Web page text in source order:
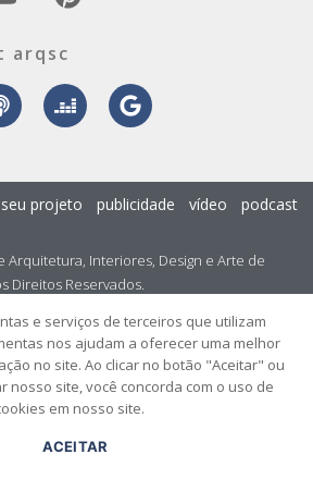
arqsc
Arquitetura, Interiores, Design e Arte de
Direitos Reservados.
projeto publicidade vídeo podcast
e serviços de terceiros que utilizam
nos ajudam a oferecer uma melhor
no site. Ao clicar no botão "Aceitar" ou
nosso site, você concorda com o uso de
em nosso site.
ACEITAR